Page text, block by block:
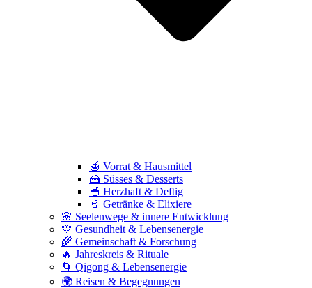
🍯 Vorrat & Hausmittel
🍰 Süsses & Desserts
🥣 Herzhaft & Deftig
🥤 Getränke & Elixiere
🌸 Seelenwege & innere Entwicklung
💛 Gesundheit & Lebensenergie
🌾 Gemeinschaft & Forschung
🔥 Jahreskreis & Rituale
🌀 Qigong & Lebensenergie
🌍 Reisen & Begegnungen